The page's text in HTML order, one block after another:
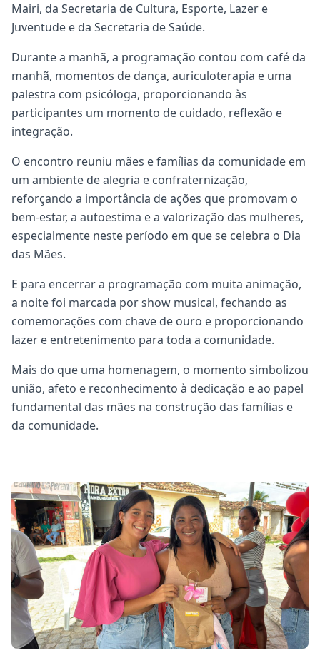
Mairi, da Secretaria de Cultura, Esporte, Lazer e
Juventude e da Secretaria de Saúde.
Durante a manhã, a programação contou com café da
manhã, momentos de dança, auriculoterapia e uma
palestra com psicóloga, proporcionando às
participantes um momento de cuidado, reflexão e
integração.
O encontro reuniu mães e famílias da comunidade em
um ambiente de alegria e confraternização,
reforçando a importância de ações que promovam o
bem-estar, a autoestima e a valorização das mulheres,
especialmente neste período em que se celebra o Dia
das Mães.
E para encerrar a programação com muita animação,
a noite foi marcada por show musical, fechando as
comemorações com chave de ouro e proporcionando
lazer e entretenimento para toda a comunidade.
Mais do que uma homenagem, o momento simbolizou
união, afeto e reconhecimento à dedicação e ao papel
fundamental das mães na construção das famílias e
da comunidade.